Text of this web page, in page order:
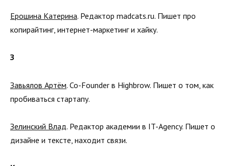
Ерошина Катерина. Редактор madcats.ru. Пишет про
копирайтинг, интернет-маркетинг и хайку.
З
Завьялов Артём. Co-Founder в Highbrow. Пишет о том, как
пробиваться стартапу.
Зелинский Влад. Редактор академии в IT-Agency. Пишет о
дизайне и тексте, находит связи.